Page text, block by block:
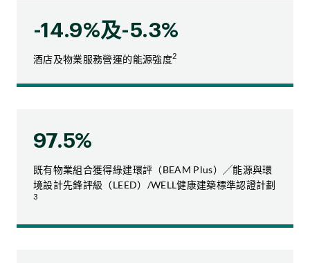
-14.9%及-5.3%
酒店及物業服務營運的能源強度2
97.5%
既有物業組合獲得綠建環評（BEAM Plus）╱能源與環
境設計先鋒評級（LEED）/WELL健康建築標準認證計劃
3